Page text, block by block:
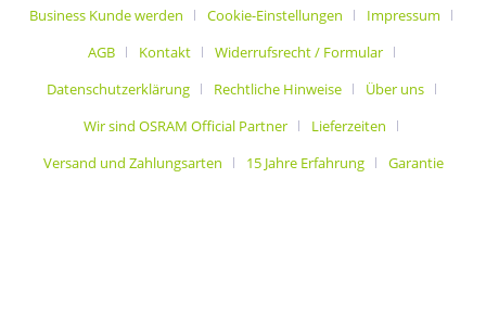
Business Kunde werden Cookie-Einstellungen
Impressum
AGB
Kontakt
Widerrufsrecht / Formular
Datenschutzerklärung
Rechtliche Hinweise
Über uns
Wir sind OSRAM Official Partner
Lieferzeiten
Versand und Zahlungsarten
15 Jahre Erfahrung Garantie